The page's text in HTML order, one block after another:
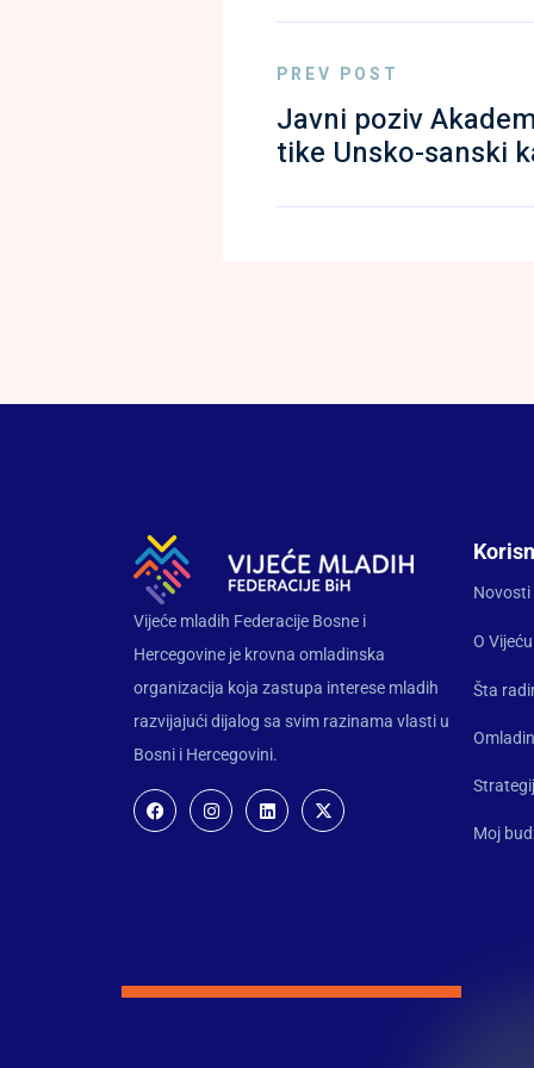
PREV POST
Javni poziv
tike Unsko-sanski
Vijeće mladih Federacije Bosne i
Hercegovine je krovna omladinska
organizacija koja zastupa interese mladih
razvijajući dijalog sa svim razinama vlasti u
Bosni i Hercegovini.
Novosti
O Vijeću
Šta
Moj